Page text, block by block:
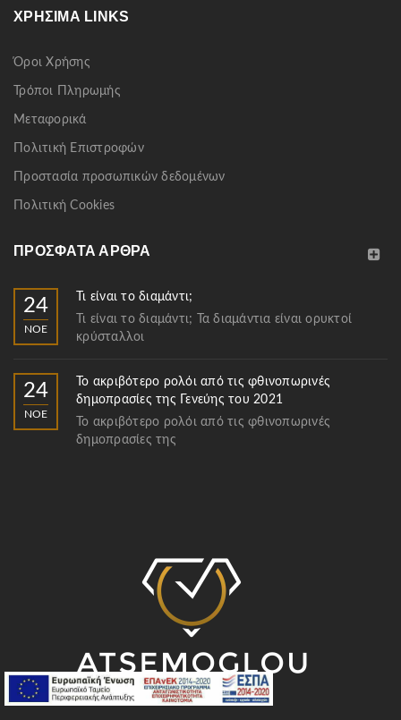
ΧΡΉΣΙΜΑ LINKS
Όροι Χρήσης
Τρόποι Πληρωμής
Μεταφορικά
Πολιτική Επιστροφών
Προστασία προσωπικών δεδομένων
Πολιτική Cookies
ΠΡΌΣΦΑΤΑ ΆΡΘΡΑ
24
ΝΟΈ
Τι είναι το διαμάντι;
Τι είναι το διαμάντι; Τα διαμάντια είναι ορυκτοί
κρύσταλλοι
24
ΝΟΈ
Το ακριβότερο ρολόι από τις φθινοπωρινές
δημοπρασίες της Γενεύης του 2021
Το ακριβότερο ρολόι από τις φθινοπωρινές
δημοπρασίες της